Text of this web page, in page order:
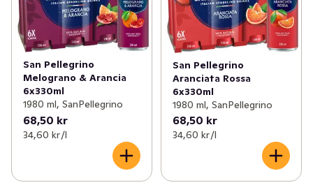
San Pellegrino
Melograno & Arancia
6x330ml
1980 ml, SanPellegrino
68,50 kr
34,60 kr /l
San Pellegrino
Aranciata Rossa
6x330ml
1980 ml, SanPellegrino
68,50 kr
34,60 kr /l